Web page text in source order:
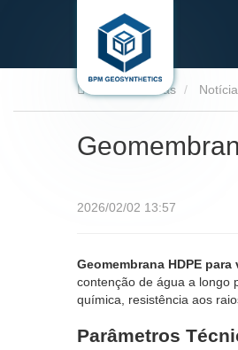
Notícias
2026/02/02 13:57
Geomembrana HDPE
contenção de água a longo
química, resistência aos
Parâmetros